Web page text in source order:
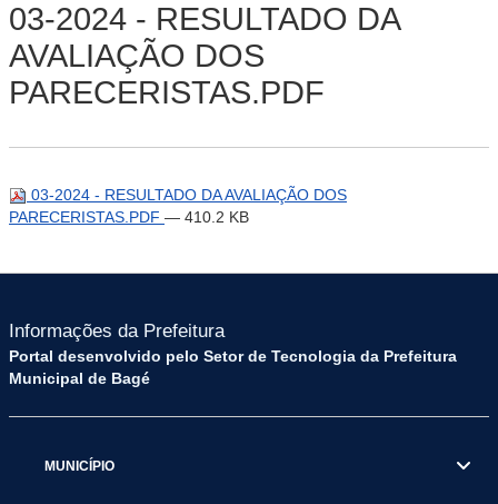
03-2024 - RESULTADO DA
AVALIAÇÃO DOS
PARECERISTAS.PDF
03-2024 - RESULTADO DA AVALIAÇÃO DOS
PARECERISTAS.PDF — 410.2 KB
Informações da Prefeitura
Portal desenvolvido pelo Setor de Tecnologia da Prefeitura
Municipal de Bagé
MUNICÍPIO